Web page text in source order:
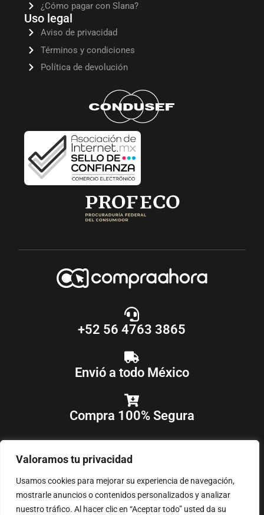
Valoramos tu privacidad
Usamos cookies para mejorar su experiencia de navegación,
mostrarle anuncios o contenidos personalizados y analizar
nuestro tráfico. Al hacer clic en “Aceptar todo” usted da su
¿Cómo pagar con Slana?
Uso legal
Aviso de privacidad
Términos y condiciones
Política de devolución
+52 56 4763 3865
Envió a todo México
Compra 100% Segura
COPYRIGHT © 2018-2025COMPRAAHORA, TODOS LOS DERECHOS